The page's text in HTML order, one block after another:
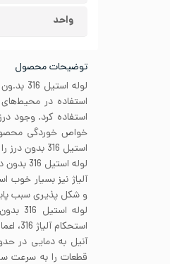
واحد
توضیحات محصول
لوله
استفاده در
استفاده کرد. وجود
خواص خوردگی
استیل 316 بدون درز را در کاربری‌های خاص و شرایط سنگین خوردگی نیز استفاده کرد.
لوله
و شکل پذیری سبب پایداری خواص تا
لوله